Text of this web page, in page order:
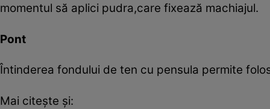
momentul să aplici pudra,care fixează machiajul.
Pont
Întinderea fondului de ten cu pensula permite
Mai citeşte şi: